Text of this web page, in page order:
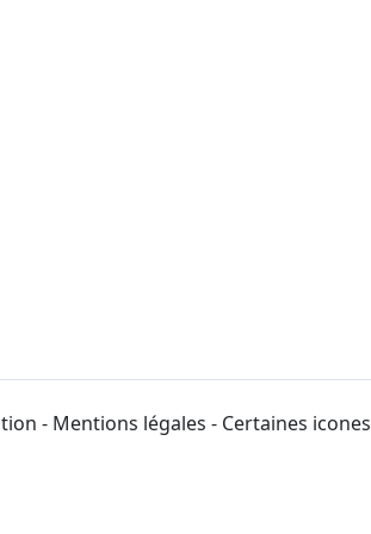
- Mentions légales - Certaines